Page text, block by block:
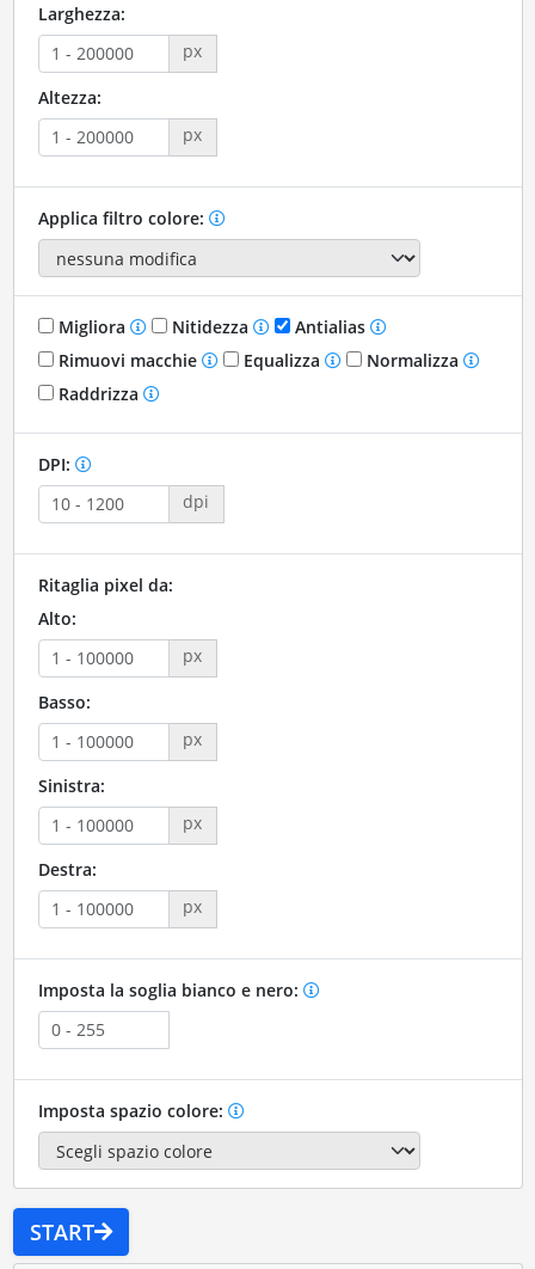
Larghezza:
px
Altezza:
px
Applica filtro colore:
Migliora Nitidezza
Antialias
Rimuovi macchie
Equalizza
Normalizza
Raddrizza
DPI:
dpi
Ritaglia pixel da:
Alto:
px
Basso:
px
Sinistra:
px
Destra:
px
Imposta la soglia bianco e nero:
Imposta spazio colore:
START